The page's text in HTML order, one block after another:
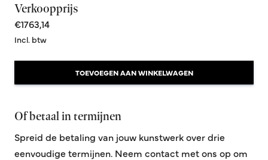
Verkoopprijs
€1763,14
Incl. btw
TOEVOEGEN AAN WINKELWAGEN
Of betaal in termijnen
Spreid de betaling van jouw kunstwerk over drie
eenvoudige termijnen. Neem contact met ons op om